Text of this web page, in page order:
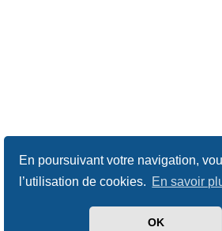
En poursuivant votre navigation,
l’utilisation de cookies. En savoir
OK